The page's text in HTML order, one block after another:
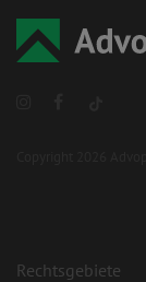
Rechtsgebiete